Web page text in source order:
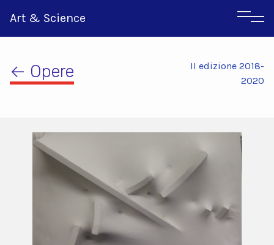
Art & Science
Inglese
Greco
← Opere
II edizione 2018-
2020